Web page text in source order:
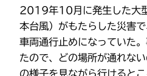
2019年10月に発生した大
本台風）がもたらした災害
車両通行止めになっていた
たので、どの場所が通れな
の様子を見ながら行けると